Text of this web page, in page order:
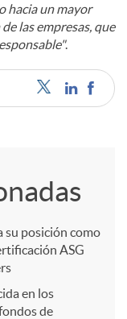
hacia un mayor
las empresas, que
.
su posición como
ASG
en los
de